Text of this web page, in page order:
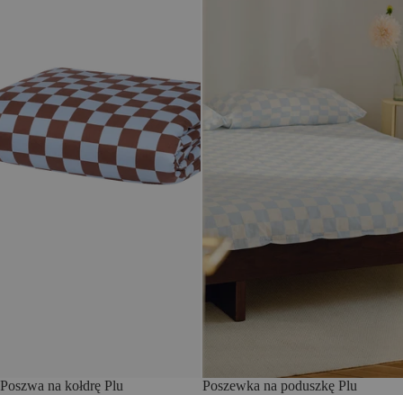
Poszwa na kołdrę Plu Poszewka na poduszkę Plu